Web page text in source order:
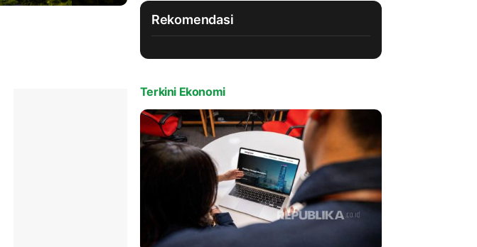
Rekomendasi
Terkini Ekonomi